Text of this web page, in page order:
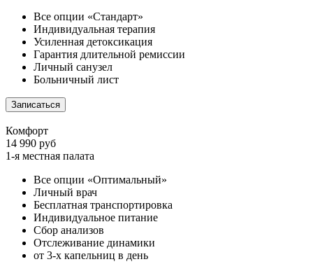
Все опции «Стандарт»
Индивидуальная терапия
Усиленная детоксикация
Гарантия длительной ремиссии
Личный санузел
Больничный лист
Записаться
Комфорт
14 990 руб
1-я местная палата
Все опции «Оптимальный»
Личный врач
Бесплатная транспортировка
Индивидуальное питание
Сбор анализов
Отслеживание динамики
от 3-х капельниц в день